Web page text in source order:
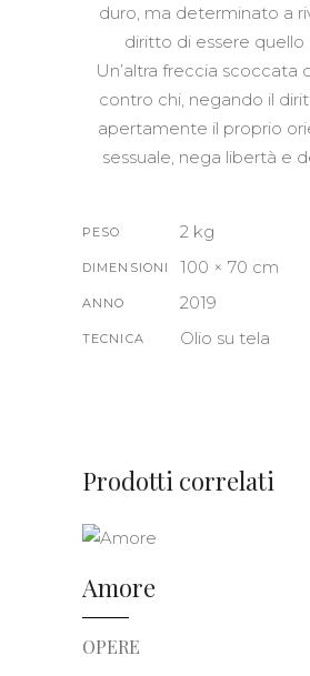
duro, ma determinato a
diritto di essere quello
Un’altra freccia scoccata
contro chi, negando il
apertamente il proprio
sessuale, nega libertà e
PESO 2 kg
DIMENSIONI 100 × 70 cm
ANNO 2019
TECNICA Olio su tela
Prodotti correlati
Amore
OPERE